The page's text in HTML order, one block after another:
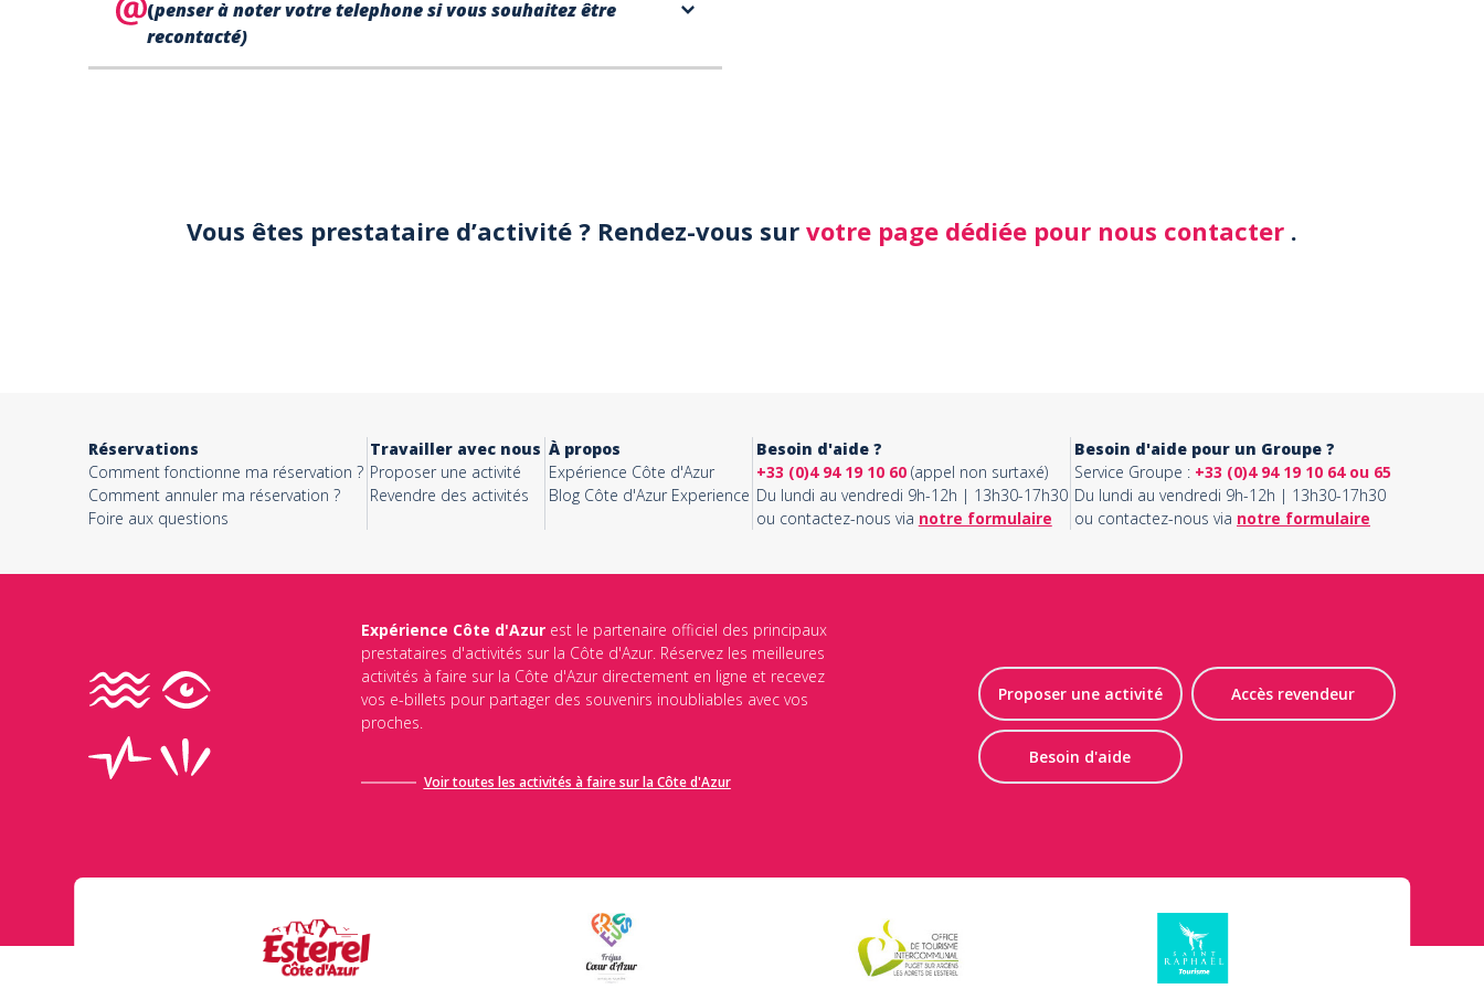
(penser à noter votre telephone si vous souhaitez être
recontacté)
Message*
Vous êtes prestataire d’activité ? Rendez-vous sur votre page dédiée pour nous contacter .
Réservations
Comment fonctionne ma réservation ?
Comment annuler ma réservation ?
Foire aux questions
Travailler avec nous
Proposer une activité
Revendre des activités
À propos
Expérience Côte d'Azur
Blog Côte d'Azur Experience
Besoin d'aide ?
+33 (0)4 94 19 10 60(appel non surtaxé)
Du lundi au vendredi 9h-12h | 13h30-17h30
ou contactez-nous via notre formulaire
Besoin d'aide pour un Groupe ?
Service Groupe : +33 (0)4 94 19 10 64 ou 65
Du lundi au vendredi 9h-12h | 13h30-17h30
ou contactez-nous via notre formulaire
Expérience Côte d'Azurest le partenaire officiel des principaux
prestataires d'activités sur la Côte d'Azur. Réservez les meilleures
activités à faire sur la Côte d'Azur directement en ligne et recevez
vos e-billets pour partager des souvenirs inoubliables avec vos
proches.
Voir toutes les activités à faire sur la Côte d'Azur
Proposer une activité Accès revendeur
Besoin d'aide